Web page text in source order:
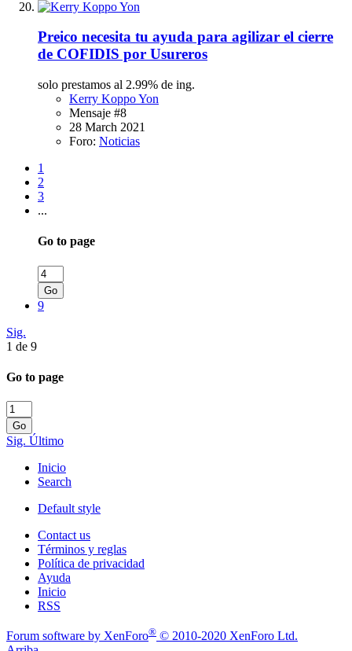
Preico necesita tu ayuda para agilizar el cierre
de COFIDIS por Usureros
solo prestamos al 2.99% de ing.
Kerry Koppo Yon
Mensaje #8
28 March 2021
Foro: Noticias
1
2
3
...
Go to page
Go
9
Sig.
1 de 9
Go to page
Go
Sig. Último
Inicio
Search
Default style
Contact us
Términos y reglas
Política de privacidad
Ayuda
Inicio
RSS
Forum software by XenForo® © 2010-2020 XenForo Ltd.